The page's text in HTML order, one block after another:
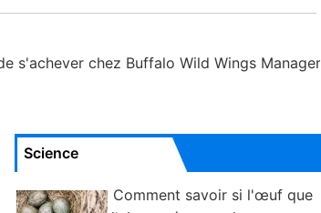
s'achever chez Buffalo Wild Wings Manager
Science
Comment savoir si l'œuf que